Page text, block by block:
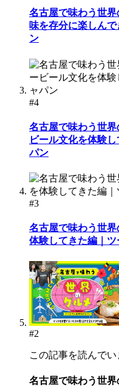
名古屋で味わう世
味を存分に楽しん
ン
#4
名古屋で味わう世
ビール文化を体験
パン
#3
名古屋で味わう世
体験してきた編｜
#2
この記事を読んでい
名古屋で味わう世